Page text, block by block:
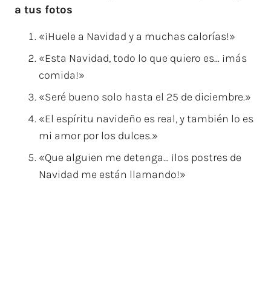
a tus fotos
«¡Huele a Navidad y a muchas calorías!»
«Esta Navidad, todo lo que quiero es… ¡más
comida!»
«Seré bueno solo hasta el 25 de diciembre.»
«El espíritu navideño es real, y también lo es
mi amor por los dulces.»
«Que alguien me detenga… ¡los postres de
Navidad me están llamando!»